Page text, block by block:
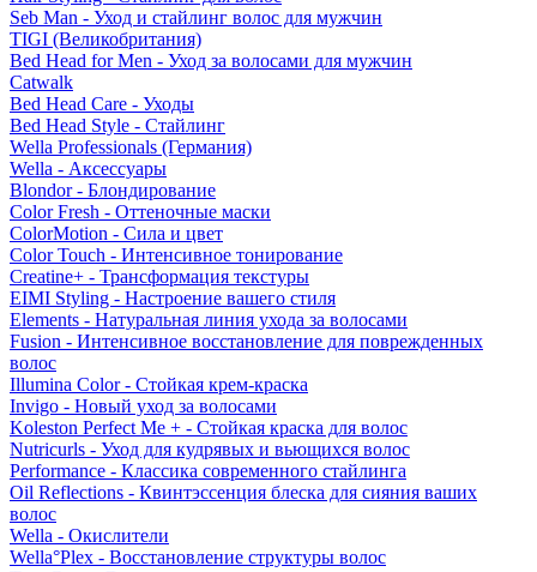
Seb Man - Уход и стайлинг волос для мужчин
TIGI (Великобритания)
Bed Head for Men - Уход за волосами для мужчин
Catwalk
Bed Head Care - Уходы
Bed Head Style - Стайлинг
Wella Professionals (Германия)
Wella - Аксессуары
Blondor - Блондирование
Color Fresh - Оттеночные маски
ColorMotion - Сила и цвет
Color Touch - Интенсивное тонирование
Creatine+ - Трансформация текстуры
EIMI Styling - Настроение вашего стиля
Elements - Натуральная линия ухода за волосами
Fusion - Интенсивное восстановление для поврежденных
волос
Illumina Color - Стойкая крем-краска
Invigo - Новый уход за волосами
Koleston Perfect Me + - Стойкая краска для волос
Nutricurls - Уход для кудрявых и вьющихся волос
Performance - Классика современного стайлинга
Oil Reflections - Квинтэссенция блеска для сияния ваших
волос
Wella - Окислители
Wella°Plex - Восстановление структуры волос